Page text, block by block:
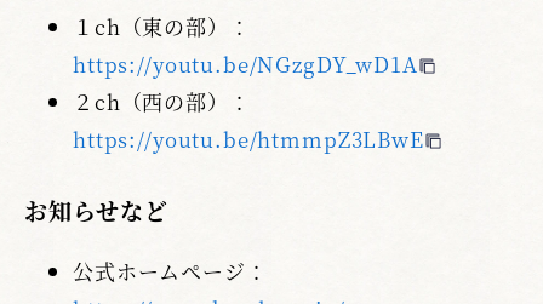
１ch（東の部）：
https://youtu.be/NGzgDY_wD1A
２ch（西の部）：
https://youtu.be/htmmpZ3LBwE
お知らせなど
公式ホームページ：